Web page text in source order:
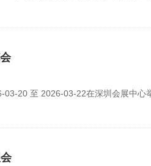
20 至 2026-03-22在深圳会展中心